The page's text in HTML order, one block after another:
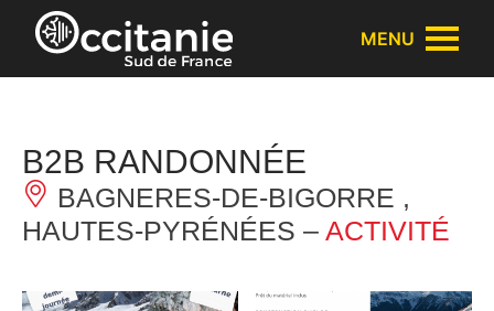
Panneau de gestion des cookies
MENU
B2B RANDONNÉE
BAGNERES-DE-BIGORRE ,
HAUTES-PYRÉNÉES – ACTIVITÉ